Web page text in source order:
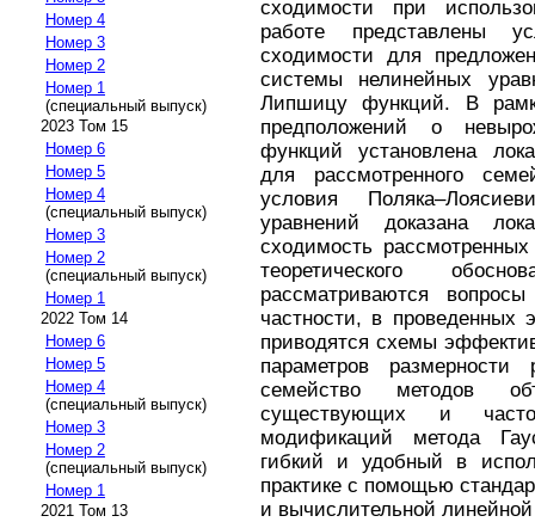
Номер 4
Номер 3
Номер 2
Номер 1
(специальный выпуск)
2023 Том 15
Номер 6
Номер 5
Номер 4
(специальный выпуск)
Номер 3
Номер 2
(специальный выпуск)
Номер 1
2022 Том 14
Номер 6
Номер 5
Номер 4
(специальный выпуск)
Номер 3
Номер 2
(специальный выпуск)
Номер 1
2021 Том 13
сходимости при
работе представлены
сходимости для
системы нелинейных
Липшицу функций. В
предположений о
функций установлена
для рассмотренного
условия
уравнений доказана
сходимость
теоретического
рассматриваются
частности, в проведенных
приводятся схемы
параметров
семейство методов
существующих и
модификаций метода
гибкий и удобный в
практике с помощью
и вычислительной